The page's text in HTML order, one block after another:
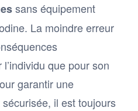
sans équipement
La moindre erreur
que pour son
garantir une
sécurisée, il est toujours